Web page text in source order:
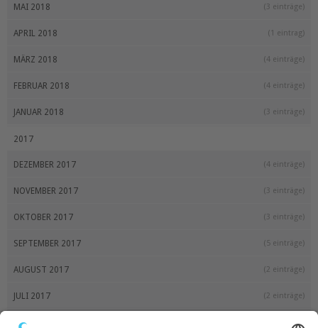
MAI 2018 (3 einträge)
APRIL 2018 (1 eintrag)
MÄRZ 2018 (4 einträge)
FEBRUAR 2018 (4 einträge)
JANUAR 2018 (3 einträge)
2017
DEZEMBER 2017 (4 einträge)
NOVEMBER 2017 (3 einträge)
OKTOBER 2017 (3 einträge)
SEPTEMBER 2017 (5 einträge)
AUGUST 2017 (2 einträge)
JULI 2017 (2 einträge)
JUNI 2017 (3 einträge)